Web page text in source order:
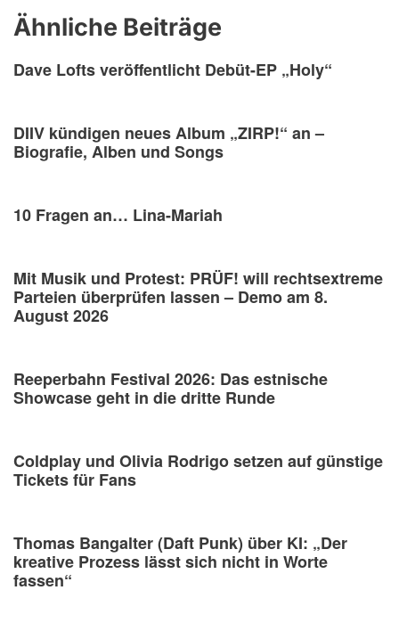
Ähnliche Beiträge
Dave Lofts veröffentlicht Debüt-EP „Holy“
DIIV kündigen neues Album „ZIRP!“ an –
Biografie, Alben und Songs
10 Fragen an… Lina-Mariah
Mit Musik und Protest: PRÜF! will rechtsextreme
Parteien überprüfen lassen – Demo am 8.
August 2026
Reeperbahn Festival 2026: Das estnische
Showcase geht in die dritte Runde
Coldplay und Olivia Rodrigo setzen auf günstige
Tickets für Fans
Thomas Bangalter (Daft Punk) über KI: „Der
kreative Prozess lässt sich nicht in Worte
fassen“